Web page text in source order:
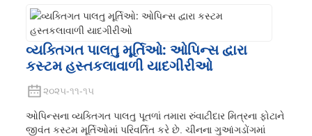
વ્યક્તિગત પાલતુ મૂર્તિઓ: ઓપિન્સ દ્વારા
કસ્ટમ હસ્તકલાવાળી યાદગીરીઓ
૨૦૨૫-૧૧-૧૫
ઓપિન્સના વ્યક્તિગત પાલતુ પૂતળાં તમારા રુંવાટીદાર મિત્રના ફોટાને
જીવંત કસ્ટમ મૂર્તિઓમાં પરિવર્તિત કરે છે. ચીનના ગુઆંગડોંગમાં